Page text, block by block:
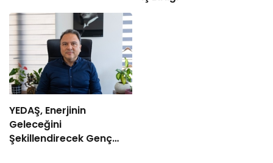
YEDAŞ, Enerjinin
Geleceğini
Şekillendirecek Genç